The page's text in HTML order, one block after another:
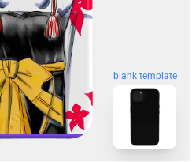
blank template